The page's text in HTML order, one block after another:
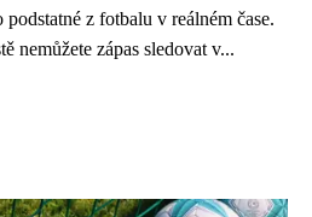
z fotbalu v reálném čase.
nemůžete zápas sledovat v...